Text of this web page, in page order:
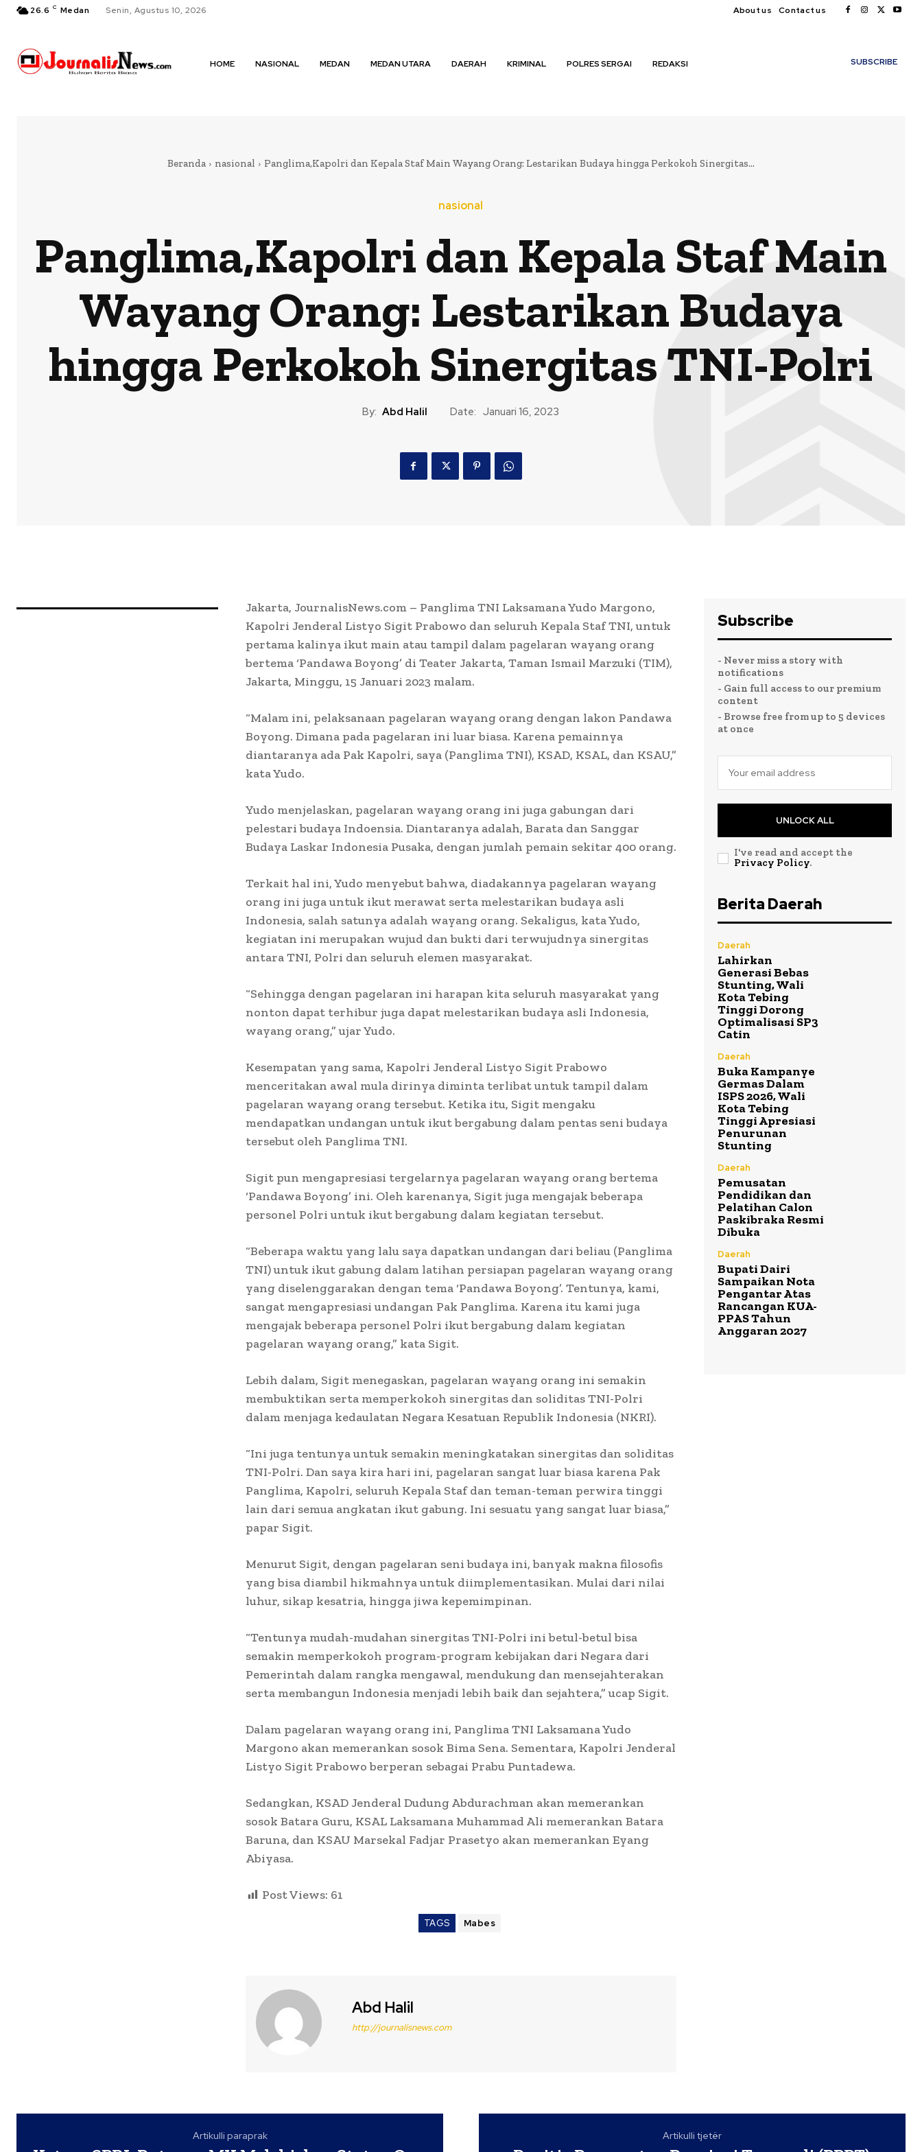
26.6 C Medan Senin, Agustus 10, 2026 About us Contact us
HOME NASIONAL MEDAN MEDAN UTARA DAERAH KRIMINAL POLRES SERGAI REDAKSI SUBSCRIBE
Beranda nasional Panglima,Kapolri dan Kepala Staf Main Wayang Orang: Lestarikan Budaya hingga Perkokoh Sinergitas...
nasional
Panglima,Kapolri dan Kepala Staf Main
Wayang Orang: Lestarikan Budaya
hingga Perkokoh Sinergitas TNI-Polri
By: Abd Halil Date: Januari 16, 2023
Jakarta, JournalisNews.com – Panglima TNI Laksamana Yudo Margono,
Kapolri Jenderal Listyo Sigit Prabowo dan seluruh Kepala Staf TNI, untuk
pertama kalinya ikut main atau tampil dalam pagelaran wayang orang
bertema ‘Pandawa Boyong’ di Teater Jakarta, Taman Ismail Marzuki (TIM),
Jakarta, Minggu, 15 Januari 2023 malam.
“Malam ini, pelaksanaan pagelaran wayang orang dengan lakon Pandawa
Boyong. Dimana pada pagelaran ini luar biasa. Karena pemainnya
diantaranya ada Pak Kapolri, saya (Panglima TNI), KSAD, KSAL, dan KSAU,”
kata Yudo.
Yudo menjelaskan, pagelaran wayang orang ini juga gabungan dari
pelestari budaya Indoensia. Diantaranya adalah, Barata dan Sanggar
Budaya Laskar Indonesia Pusaka, dengan jumlah pemain sekitar 400 orang.
Terkait hal ini, Yudo menyebut bahwa, diadakannya pagelaran wayang
orang ini juga untuk ikut merawat serta melestarikan budaya asli
Indonesia, salah satunya adalah wayang orang. Sekaligus, kata Yudo,
kegiatan ini merupakan wujud dan bukti dari terwujudnya sinergitas
antara TNI, Polri dan seluruh elemen masyarakat.
“Sehingga dengan pagelaran ini harapan kita seluruh masyarakat yang
nonton dapat terhibur juga dapat melestarikan budaya asli Indonesia,
wayang orang,” ujar Yudo.
Kesempatan yang sama, Kapolri Jenderal Listyo Sigit Prabowo
menceritakan awal mula dirinya diminta terlibat untuk tampil dalam
pagelaran wayang orang tersebut. Ketika itu, Sigit mengaku
mendapatkan undangan untuk ikut bergabung dalam pentas seni budaya
tersebut oleh Panglima TNI.
Sigit pun mengapresiasi tergelarnya pagelaran wayang orang bertema
‘Pandawa Boyong’ ini. Oleh karenanya, Sigit juga mengajak beberapa
personel Polri untuk ikut bergabung dalam kegiatan tersebut.
“Beberapa waktu yang lalu saya dapatkan undangan dari beliau (Panglima
TNI) untuk ikut gabung dalam latihan persiapan pagelaran wayang orang
yang diselenggarakan dengan tema ‘Pandawa Boyong’. Tentunya, kami,
sangat mengapresiasi undangan Pak Panglima. Karena itu kami juga
mengajak beberapa personel Polri ikut bergabung dalam kegiatan
pagelaran wayang orang,” kata Sigit.
Lebih dalam, Sigit menegaskan, pagelaran wayang orang ini semakin
membuktikan serta memperkokoh sinergitas dan soliditas TNI-Polri
dalam menjaga kedaulatan Negara Kesatuan Republik Indonesia (NKRI).
“Ini juga tentunya untuk semakin meningkatakan sinergitas dan soliditas
TNI-Polri. Dan saya kira hari ini, pagelaran sangat luar biasa karena Pak
Panglima, Kapolri, seluruh Kepala Staf dan teman-teman perwira tinggi
lain dari semua angkatan ikut gabung. Ini sesuatu yang sangat luar biasa,”
papar Sigit.
Menurut Sigit, dengan pagelaran seni budaya ini, banyak makna filosofis
yang bisa diambil hikmahnya untuk diimplementasikan. Mulai dari nilai
luhur, sikap kesatria, hingga jiwa kepemimpinan.
“Tentunya mudah-mudahan sinergitas TNI-Polri ini betul-betul bisa
semakin memperkokoh program-program kebijakan dari Negara dari
Pemerintah dalam rangka mengawal, mendukung dan mensejahterakan
serta membangun Indonesia menjadi lebih baik dan sejahtera,” ucap Sigit.
Dalam pagelaran wayang orang ini, Panglima TNI Laksamana Yudo
Margono akan memerankan sosok Bima Sena. Sementara, Kapolri Jenderal
Listyo Sigit Prabowo berperan sebagai Prabu Puntadewa.
Sedangkan, KSAD Jenderal Dudung Abdurachman akan memerankan
sosok Batara Guru, KSAL Laksamana Muhammad Ali memerankan Batara
Baruna, dan KSAU Marsekal Fadjar Prasetyo akan memerankan Eyang
Abiyasa.
Post Views: 61
TAGS Mabes
Abd Halil
http://journalisnews.com
Subscribe
- Never miss a story with
notifications
- Gain full access to our premium
content
- Browse free from up to 5 devices
at once
UNLOCK ALL
I've read and accept the
Privacy Policy.
Berita Daerah
Daerah
Lahirkan
Generasi Bebas
Stunting, Wali
Kota Tebing
Tinggi Dorong
Optimalisasi SP3
Catin
Daerah
Buka Kampanye
Germas Dalam
ISPS 2026, Wali
Kota Tebing
Tinggi Apresiasi
Penurunan
Stunting
Daerah
Pemusatan
Pendidikan dan
Pelatihan Calon
Paskibraka Resmi
Dibuka
Daerah
Bupati Dairi
Sampaikan Nota
Pengantar Atas
Rancangan KUA-
PPAS Tahun
Anggaran 2027
Artikulli paraprak Artikulli tjetër